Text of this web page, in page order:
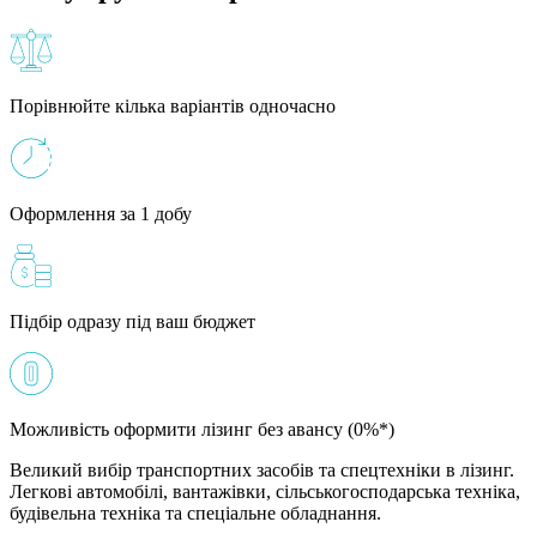
Порівнюйте кілька варіантів одночасно
Оформлення за 1 добу
Підбір одразу під ваш бюджет
Можливість оформити лізинг без авансу (0%*)
Великий вибір транспортних засобів та спецтехніки в лізинг.
Легкові автомобілі, вантажівки, сільськогосподарська техніка,
будівельна техніка та спеціальне обладнання.